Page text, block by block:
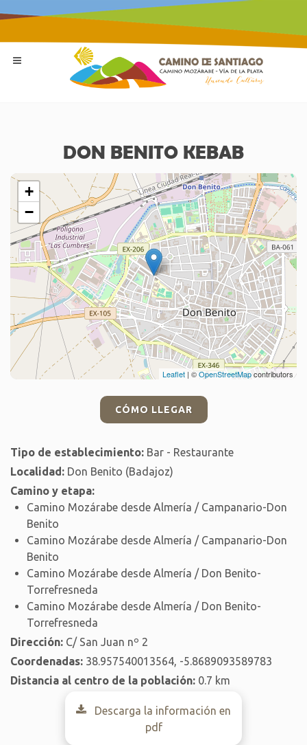
DON BENITO KEBAB
+
−
Leaflet | ©OpenStreetMapcontributors
CÓMO LLEGAR
Tipo de establecimiento: Bar - Restaurante
Localidad: Don Benito (Badajoz)
Camino y etapa:
Camino Mozárabe desde Almería / Campanario-Don
Benito
Camino Mozárabe desde Almería / Campanario-Don
Benito
Camino Mozárabe desde Almería / Don Benito-
Torrefresneda
Camino Mozárabe desde Almería / Don Benito-
Torrefresneda
Dirección: C/ San Juan nº 2
Coordenadas: 38.957540013564, -5.8689093589783
Distancia al centro de la población: 0.7 km
Descarga la información en
pdf